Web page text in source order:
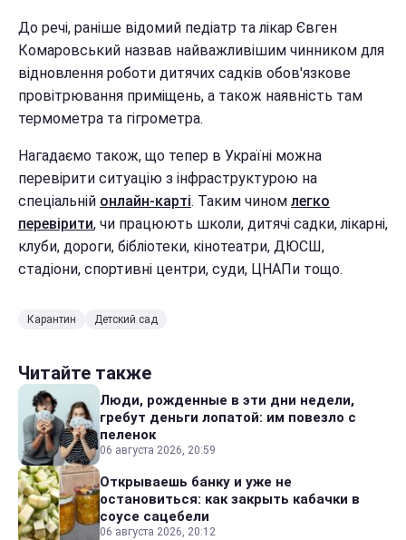
До речі, раніше відомий педіатр та лікар Євген
Комаровський назвав найважливішим чинником для
відновлення роботи дитячих садків обов'язкове
провітрювання приміщень, а також наявність там
термометра та гігрометра.
Нагадаємо також, що тепер в Україні можна
перевірити ситуацію з інфраструктурою на
спеціальній онлайн-карті. Таким чином легко
перевірити, чи працюють школи, дитячі садки, лікарні,
клуби, дороги, бібліотеки, кінотеатри, ДЮСШ,
стадіони, спортивні центри, суди, ЦНАПи тощо.
Карантин Детский сад
Читайте также
Люди, рожденные в эти дни недели,
гребут деньги лопатой: им повезло с
пеленок
06 августа 2026, 20:59
Открываешь банку и уже не
остановиться: как закрыть кабачки в
соусе сацебели
06 августа 2026, 20:12